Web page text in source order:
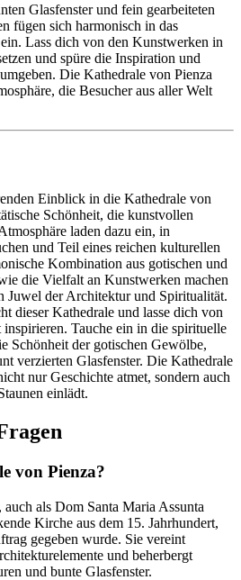
Glasfenster und fein gearbeiteten
fügen sich harmonisch in das
Lass dich von den Kunstwerken in
und spüre die Inspiration und
Die Kathedrale von Pienza
die Besucher aus aller Welt
Einblick in die Kathedrale von
Schönheit, die kunstvollen
laden dazu ein, in
und Teil eines reichen kulturellen
Kombination aus gotischen und
die Vielfalt an Kunstwerken machen
Juwel der Architektur und Spiritualität.
dieser Kathedrale und lasse dich von
Tauche ein in die spirituelle
Schönheit der gotischen Gewölbe,
verzierten Glasfenster. Die Kathedrale
nur Geschichte atmet, sondern auch
einlädt.
von Pienza?
als Dom Santa Maria Assunta
Kirche aus dem 15. Jahrhundert,
gegeben wurde. Sie vereint
und beherbergt
und bunte Glasfenster.